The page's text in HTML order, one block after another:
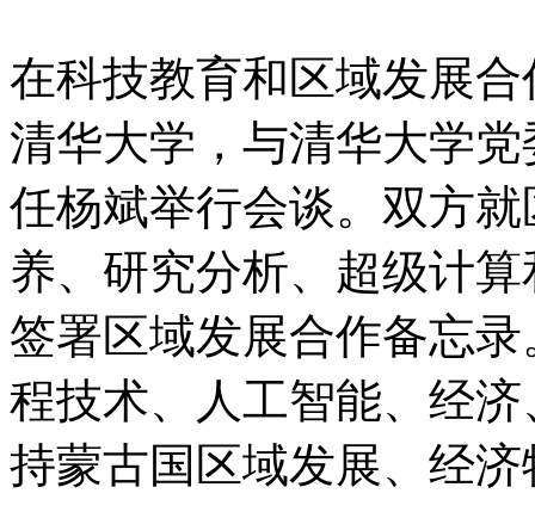
在科技教育和区域发展
清华大学，与清华大学
任杨斌举行会谈。双方
养、研究分析、超级计
签署区域发展合作备忘
程技术、人工智能、经
持蒙古国区域发展、经